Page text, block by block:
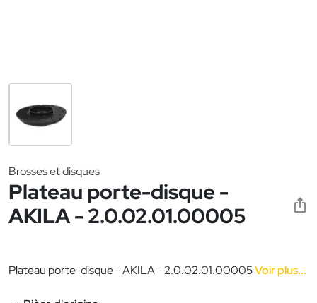
Brosses et disques
Plateau porte-disque -
AKILA - 2.0.02.01.00005
Plateau porte-disque - AKILA - 2.0.02.01.00005Voir plus...